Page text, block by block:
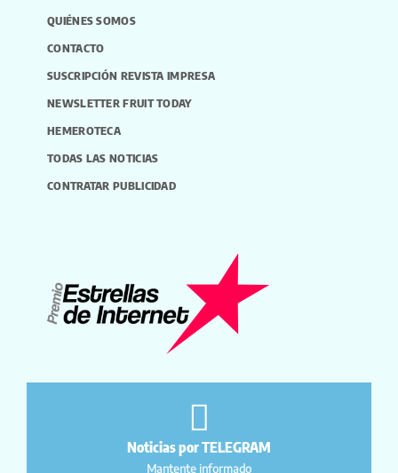
QUIÉNES SOMOS
CONTACTO
SUSCRIPCIÓN REVISTA IMPRESA
NEWSLETTER FRUIT TODAY
HEMEROTECA
TODAS LAS NOTICIAS
CONTRATAR PUBLICIDAD
Noticias por TELEGRAM
Mantente informado